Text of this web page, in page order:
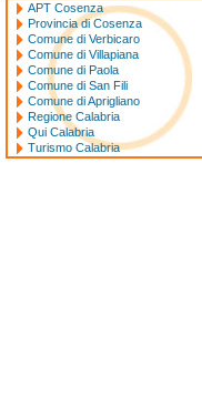
APT Cosenza
Provincia di Cosenza
Comune di Verbicaro
Comune di Villapiana
Comune di Paola
Comune di San Fili
Comune di Aprigliano
Regione Calabria
Qui Calabria
Turismo Calabria